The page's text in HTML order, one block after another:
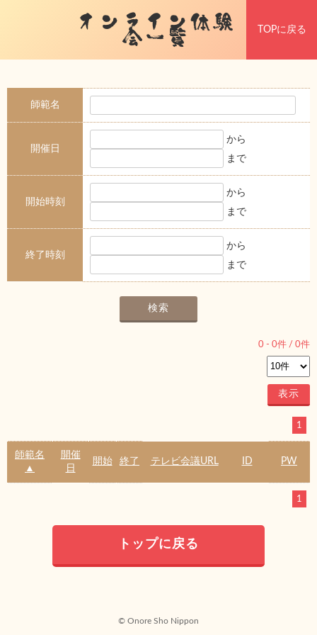
オンライン体験
会一覧 TOPに戻る
師範名
開催日
から
まで
開始時刻
から
まで
終了時刻
から
まで
0 - 0件 / 0件
1
師範名
▲
開催
日
開始 終了 テレビ会議URL ID PW
1
トップに戻る
© Onore Sho Nippon